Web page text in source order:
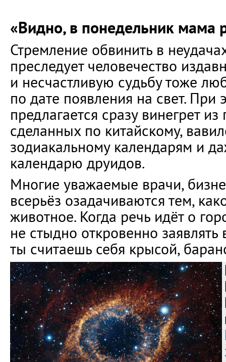
«Видно, в понедельник мама
Стремление обвинить в
преследует человечество
и несчастливую судьбу тоже
по дате появления на свет. При
предлагается сразу винегрет
сделанных по китайскому,
зодиакальному календарям и
календарю друидов.
Многие уважаемые врачи,
всерьёз озадачиваются тем,
животное. Когда речь идёт о
не стыдно откровенно заявлять
ты считаешь себя крысой,